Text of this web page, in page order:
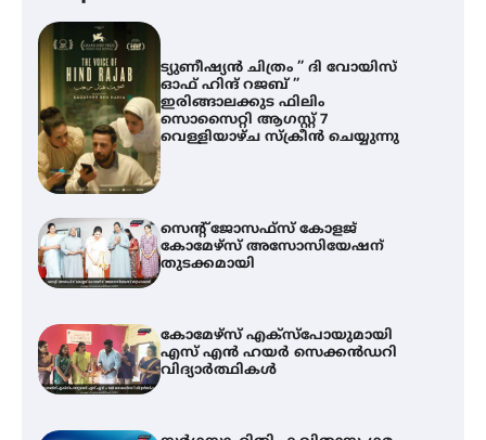
ട്യുണീഷ്യൻ ചിത്രം ” ദി വോയിസ്
ഓഫ് ഹിന്ദ് റജബ് ”
ഇരിങ്ങാലക്കുട ഫിലിം
സൊസൈറ്റി ആഗസ്റ്റ് 7
വെള്ളിയാഴ്ച സ്‌ക്രീൻ ചെയ്യുന്നു
സെന്റ് ജോസഫ്സ് കോളജ്
കോമേഴ്‌സ് അസോസിയേഷന്
തുടക്കമായി
കോമേഴ്സ് എക്സ്പോയുമായി
എസ് എൻ ഹയർ സെക്കൻഡറി
വിദ്യാർത്ഥികൾ